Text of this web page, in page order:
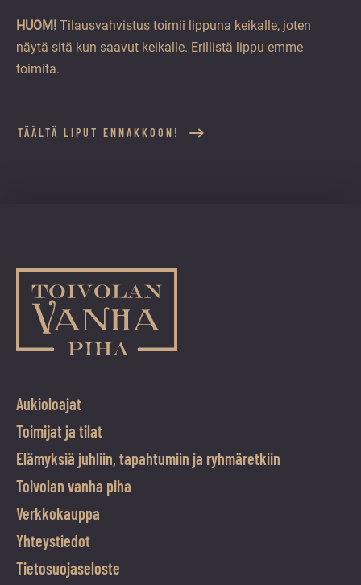
HUOM! Tilausvahvistus toimii lippuna keikalle, joten
näytä sitä kun saavut keikalle. Erillistä lippu emme
toimita.
TÄÄLTÄ LIPUT ENNAKKOON!
Aukioloajat
Toimijat ja tilat
Elämyksiä juhliin, tapahtumiin ja ryhmäretkiin
Toivolan vanha piha
Verkkokauppa
Yhteystiedot
Tietosuojaseloste